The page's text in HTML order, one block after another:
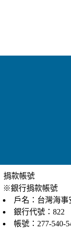
捐款帳號
※銀行捐款帳號
戶名：台灣海
銀行代號：822
帳號：277-540-